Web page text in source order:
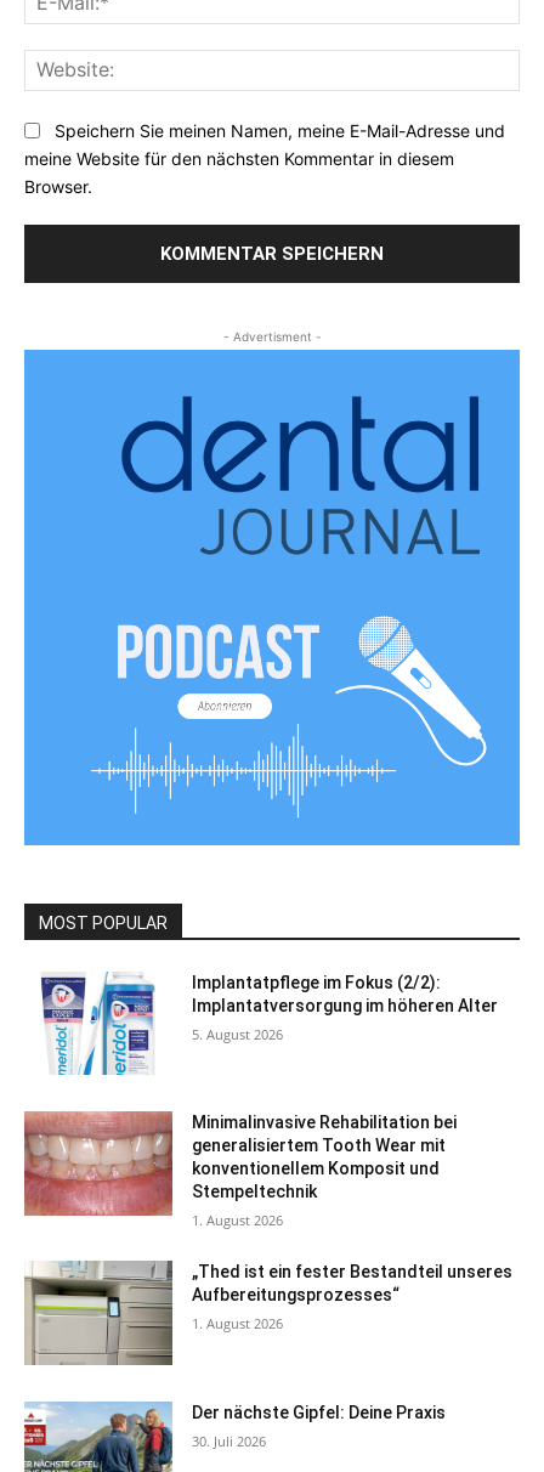
Speichern Sie meinen Namen, meine E-Mail-Adresse und
meine Website für den nächsten Kommentar in diesem
Browser.
- Advertisment -
MOST POPULAR
Implantatpflege im Fokus (2/2):
Implantatversorgung im höheren Alter
5. August 2026
Minimalinvasive Rehabilitation bei
generalisiertem Tooth Wear mit
konventionellem Komposit und
Stempeltechnik
1. August 2026
„Thed ist ein fester Bestandteil unseres
Aufbereitungsprozesses“
1. August 2026
Der nächste Gipfel: Deine Praxis
30. Juli 2026